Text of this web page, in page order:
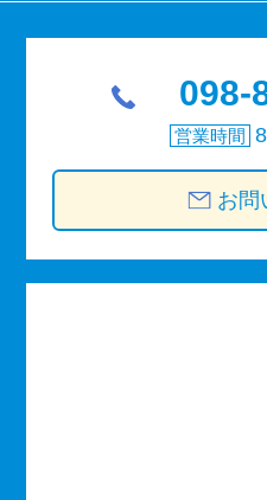
098-
営業時間
お問